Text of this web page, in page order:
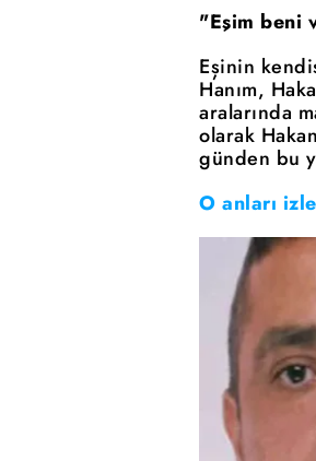
"Eşim beni
Eşinin
Hanım,
aralarında
olarak
günden bu
O anları